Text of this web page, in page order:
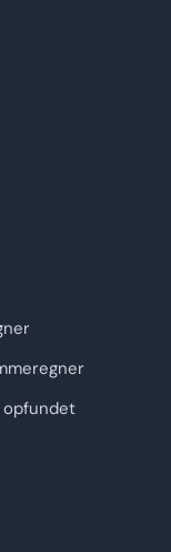
opfundet